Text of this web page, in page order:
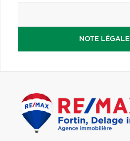
NOTE LÉGALE